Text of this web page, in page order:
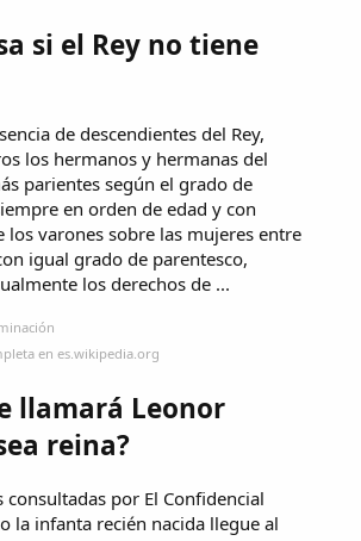
si el Rey no tiene
de descendientes del Rey,
los hermanos y hermanas del
parientes según el grado de
en orden de edad y con
los varones sobre las mujeres entre
igual grado de parentesco,
los derechos de ...
en es.wikipedia.org
llamará Leonor
reina?
consultadas por El Confidencial
la infanta recién nacida llegue al